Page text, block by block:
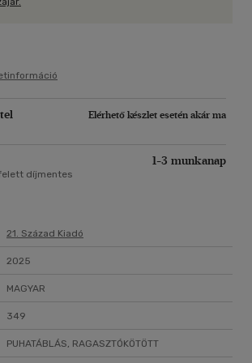
írni kezdett, gyerekkönyvkiadóban
írást tanult. Előző könyve, a Párizs
(21. Század Kiadó, 2024) világszerte
Elérhető készlet esetén akár ma
1-3 munkanap
díjmentes
21. Század Kiadó
2025
MAGYAR
349
PUHATÁBLÁS, RAGASZTÓKÖTÖTT